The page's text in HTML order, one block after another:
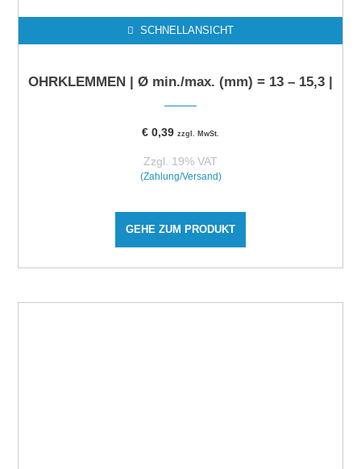
SCHNELLANSICHT
OHRKLEMMEN | Ø min./max. (mm) = 13 – 15,3 |
€ 0,39 zzgl. MwSt.
Zzgl. 19% VAT
(Zahlung/Versand)
GEHE ZUM PRODUKT